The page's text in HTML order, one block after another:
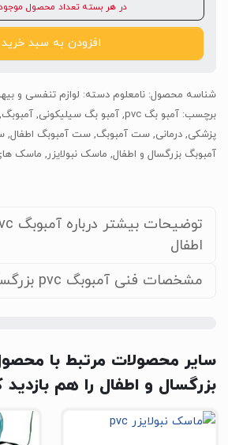
در هر بسته تعداد محصول
افزودن به سبد خرید
شناسه محصول: نامعلوم دسته: لوازم تنفسی و
برچسب: آمبو بگ pvc , آمبو بگ سیلیکونی, آمبوبگ,
پزشکی, درمانی, ست آمبوبگ, ست آمبوبگ اطفال,
آمبوبگ بزرگسال و اطفال, ماسک نبولایزر, ماسک
اطفال
مشخصات فنی آمبوبگ pvc بزرگسال و اطفال
بزرگسال و اطفال را هم بازدید